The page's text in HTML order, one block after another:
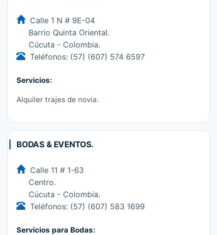
Calle 1 N # 9E-04
Barrio Quinta Oriental.
Cúcuta - Colombia.
Teléfonos: (57) (607) 574 6597
Servicios:
Alquiler trajes de novia.
BODAS & EVENTOS.
Calle 11 # 1-63
Centro.
Cúcuta - Colombia.
Teléfonos: (57) (607) 583 1699
Servicios para Bodas: